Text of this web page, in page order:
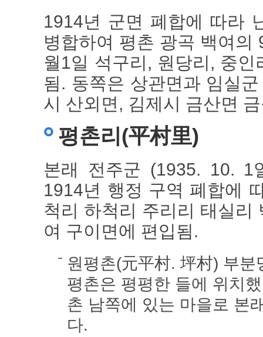
1914년 군면 폐합에 따라
병합하여 평촌 광곡 백여
월1일 석구리, 원당리, 중
됨. 동쪽은 상관면과 임실
시 산외면, 김제시 금산면
평촌리(平村里)
본래 전주군 (1935. 10. 1
1914년 행정 구역 폐합에
척리 하척리 주리리 태실리
여 구이면에 편입됨.
원평촌(元平村. 坪村) 부
평촌은 평평한 들에 위치
촌 남쪽에 있는 마을로 본
다.